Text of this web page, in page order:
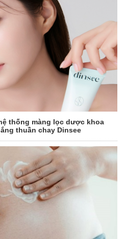
thống màng lọc dược khoa
thuần chay Dinsee